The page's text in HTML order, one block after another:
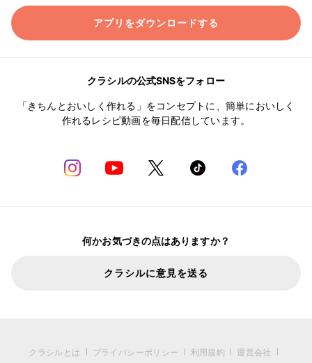
アプリをダウンロードする
クラシルの公式SNSをフォロー
「きちんとおいしく作れる」をコンセプトに、簡単においしく
作れるレシピ動画を毎日配信しています。
何かお気づきの点はありますか？
クラシルに意見を送る
クラシルとは プライバシーポリシー 利用規約
運営会社